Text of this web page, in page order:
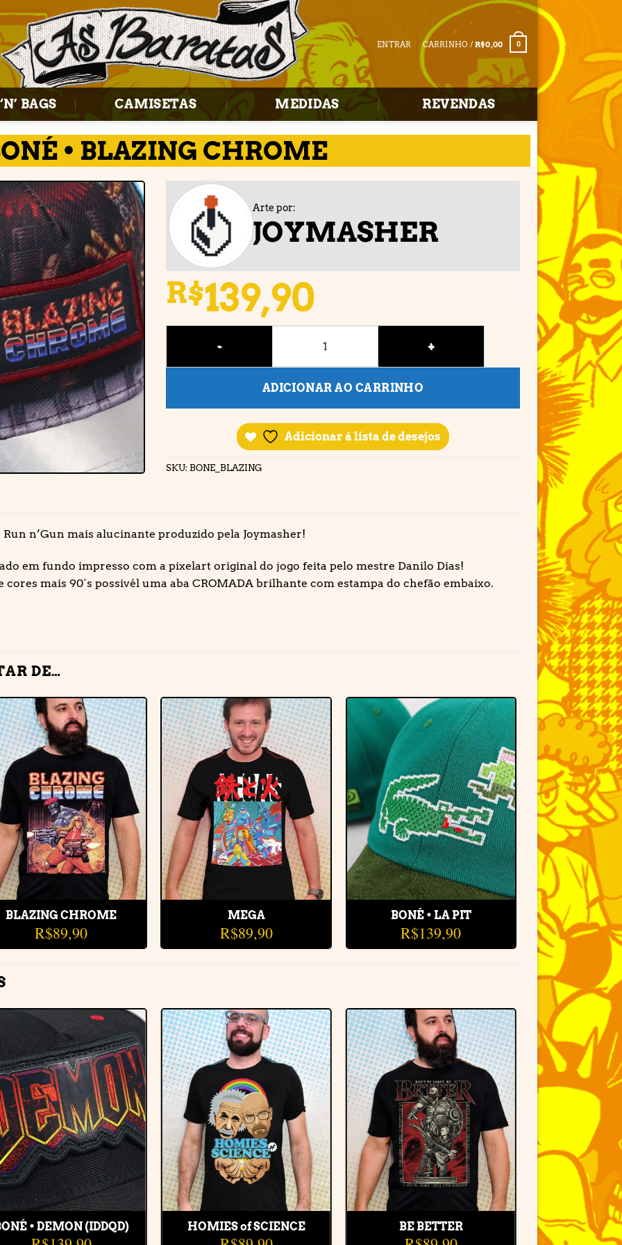
ENTRAR CARRINHO /R$0,00 0
BAGS CAMISETAS MEDIDAS REVENDAS
• BLAZING CHROME
Adicionar
à lista de
desejos
Arte por:
JOYMASHER
R$139,90
ADICIONAR AO CARRINHO
Adicionar à lista de desejos
SKU: BONE_BLAZING
n’Gun mais alucinante produzido pela Joymasher!
em fundo impresso com a pixelart original do jogo feita pelo mestre Danilo Dias!
cores mais 90´s possivél uma aba CROMADA brilhante com estampa do chefão embaixo.
DE…
Adicionar
à lista de
desejos
BLAZING CHROME
R$89,90
Adicionar
à lista de
desejos
MEGA
R$89,90
Adicionar
à lista de
desejos
BONÉ • LA PIT
R$139,90
Adicionar
à lista de
desejos
• DEMON (IDDQD)
Adicionar
à lista de
desejos
HOMIES of SCIENCE
Adicionar
à lista de
desejos
BE BETTER